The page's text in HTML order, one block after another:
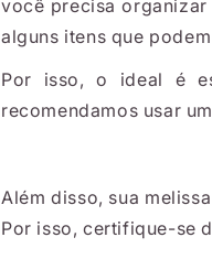
você precisa
alguns itens que
Por isso, o ideal é
recomendamos usar
Além disso, sua
Por isso, certifique-se